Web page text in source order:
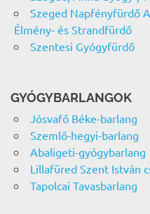
Szeged Napfényfürdő
Élmény- és Strandfürdő
Szentesi Gyógyfürdő
GYÓGYBARLANGOK
Jósvafő Béke-barlang
Szemlő-hegyi-barlang
Abaligeti-gyógybarlang
Lillafüred Szent István
Tapolcai Tavasbarlang